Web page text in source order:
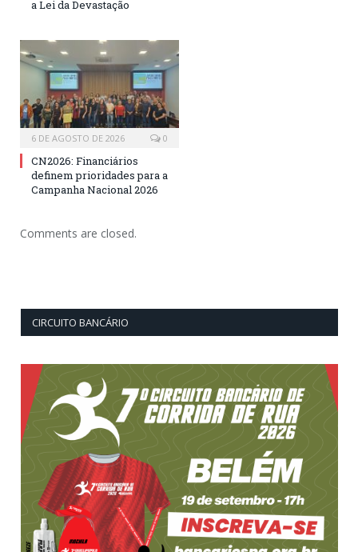
a Lei da Devastação
6 DE AGOSTO DE 2026 0
CN2026: Financiários
definem prioridades para a
Campanha Nacional 2026
Comments are closed.
CIRCUITO BANCÁRIO